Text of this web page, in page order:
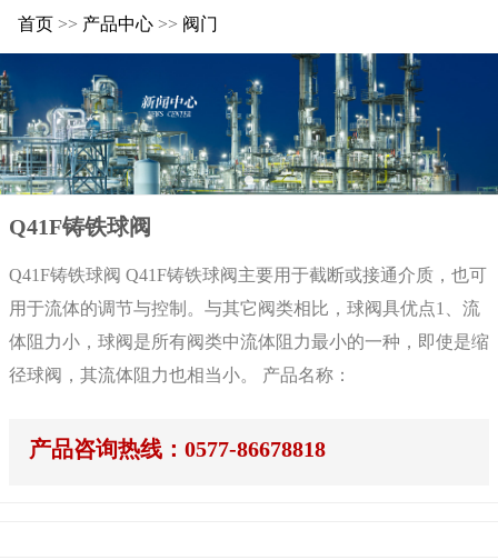
首页>> 产品中心>> 阀门
Q41F铸铁球阀
Q41F铸铁球阀 Q41F铸铁球阀主要用于截断或接通介质，也可
用于流体的调节与控制。与其它阀类相比，球阀具优点1、流
体阻力小，球阀是所有阀类中流体阻力最小的一种，即使是缩
径球阀，其流体阻力也相当小。 产品名称：
产品咨询热线：0577-86678818